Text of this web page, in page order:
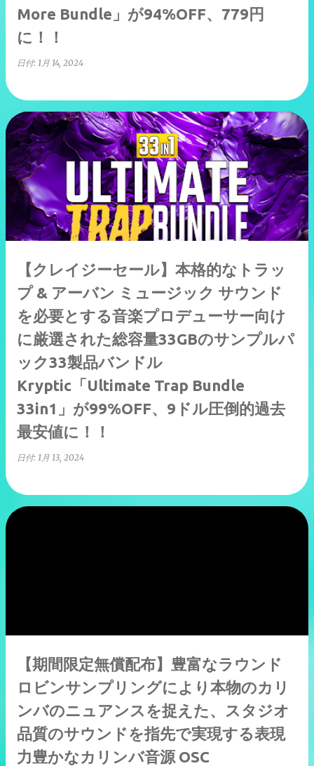
More Bundle」が94%OFF、779円
に！！
日付: 1月 14, 2024
【クレイジーセール】本格的なトラッ
プ & アーバン ミュージック サウンド
を必要とする音楽プロデューサー向け
に厳選された総容量33GBのサンプルパ
ック33製品バンドル
Kryptic「Ultimate Trap Bundle
33in1」が99%OFF、9ドル圧倒的過去
最安値に！！
日付: 1月 13, 2024
【期間限定無償配布】豊富なラウンド
ロビンサンプリングにより本物のカリ
ンバのニュアンスを捉えた、スタジオ
品質のサウンドを指先で実現する表現
力豊かなカリンバ音源 OSC